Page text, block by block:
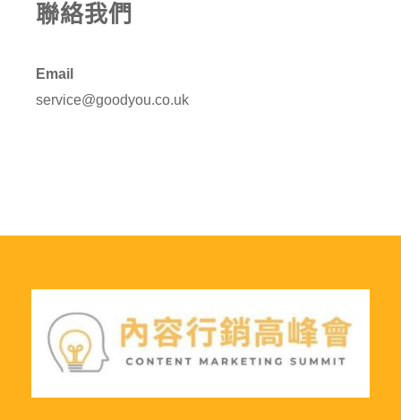
聯絡我們
Email
service@goodyou.co.uk